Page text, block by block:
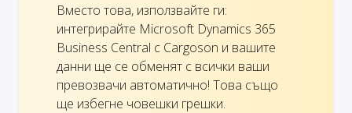
Вместо това, използвайте ги:
интегрирайте Microsoft Dynamics 365
Business Central с Cargoson и вашите
данни ще се обменят с всички ваши
превозвачи автоматично! Това също
ще избегне човешки грешки.